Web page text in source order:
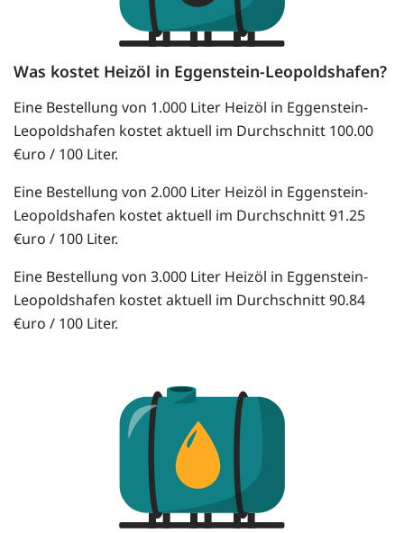
Was kostet Heizöl in Eggenstein-Leopoldshafen?
Eine Bestellung von 1.000 Liter Heizöl in Eggenstein-
Leopoldshafen kostet aktuell im Durchschnitt 100.00
€uro / 100 Liter.
Eine Bestellung von 2.000 Liter Heizöl in Eggenstein-
Leopoldshafen kostet aktuell im Durchschnitt 91.25
€uro / 100 Liter.
Eine Bestellung von 3.000 Liter Heizöl in Eggenstein-
Leopoldshafen kostet aktuell im Durchschnitt 90.84
€uro / 100 Liter.